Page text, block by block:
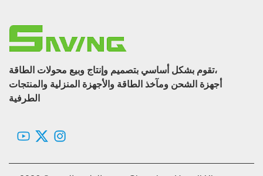
تقوم بشكل أساسي بتصميم وإنتاج وبيع محولات الطاقة،
أجهزة الشحن ومآخذ الطاقة والأجهزة المنزلية والمنتجات
الطرفية